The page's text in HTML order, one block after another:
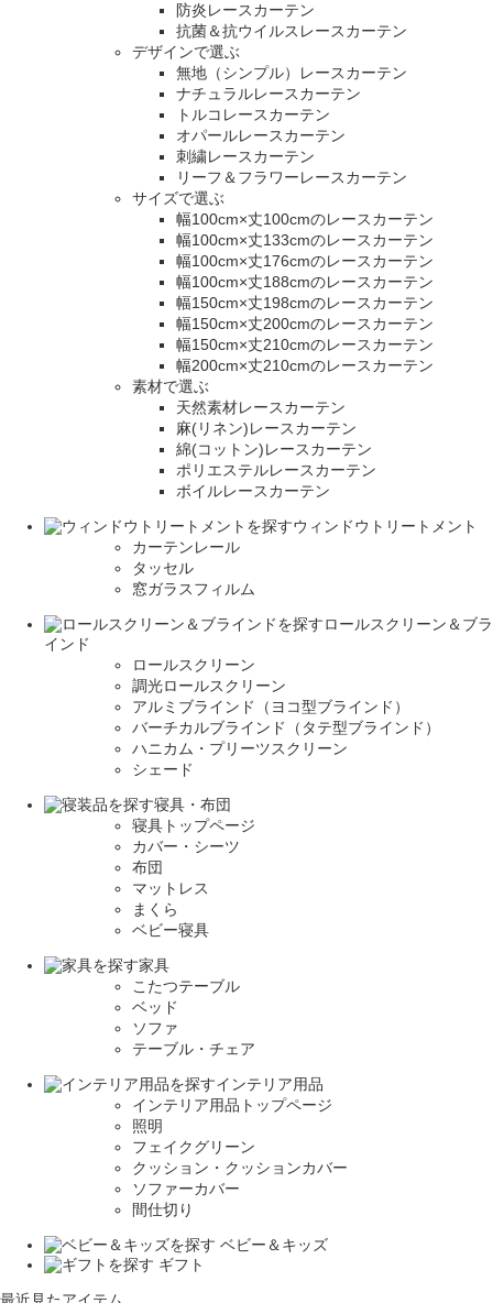
防炎レースカーテン
抗菌＆抗ウイルスレースカーテン
デザインで選ぶ
無地（シンプル）レースカーテン
ナチュラルレースカーテン
トルコレースカーテン
オパールレースカーテン
刺繍レースカーテン
リーフ＆フラワーレースカーテン
サイズで選ぶ
幅100cm×丈100cmのレースカーテン
幅100cm×丈133cmのレースカーテン
幅100cm×丈176cmのレースカーテン
幅100cm×丈188cmのレースカーテン
幅150cm×丈198cmのレースカーテン
幅150cm×丈200cmのレースカーテン
幅150cm×丈210cmのレースカーテン
幅200cm×丈210cmのレースカーテン
素材で選ぶ
天然素材レースカーテン
麻(リネン)レースカーテン
綿(コットン)レースカーテン
ポリエステルレースカーテン
ボイルレースカーテン
ウィンドウトリートメント
カーテンレール
タッセル
窓ガラスフィルム
ロールスクリーン＆ブラ
インド
ロールスクリーン
調光ロールスクリーン
アルミブラインド（ヨコ型ブラインド）
バーチカルブラインド（タテ型ブラインド）
ハニカム・プリーツスクリーン
シェード
寝具・布団
寝具トップページ
カバー・シーツ
布団
マットレス
まくら
ベビー寝具
家具
こたつテーブル
ベッド
ソファ
テーブル・チェア
インテリア用品
インテリア用品トップページ
照明
フェイクグリーン
クッション・クッションカバー
ソファーカバー
間仕切り
ベビー＆キッズ
ギフト